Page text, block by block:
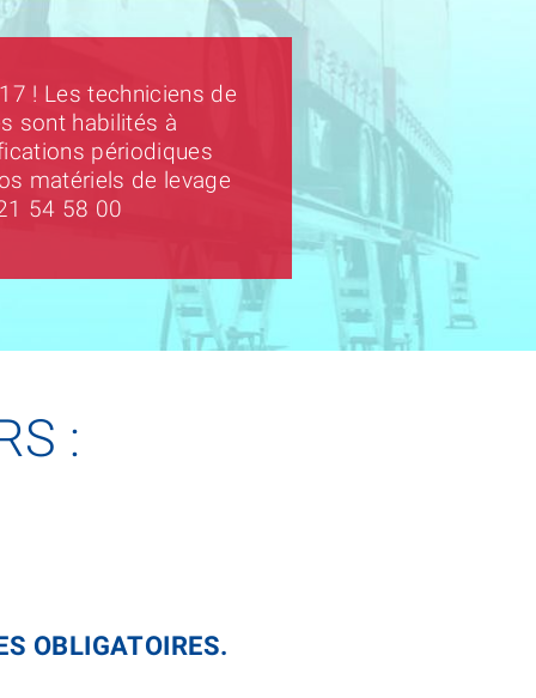
! Les techniciens de
sont habilités à
périodiques
matériels de levage
54 58 00
:
OBLIGATOIRES.